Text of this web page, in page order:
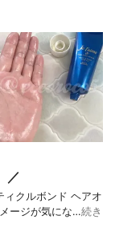
／
ィクルボンド ヘアオ
ージが気にな…続き